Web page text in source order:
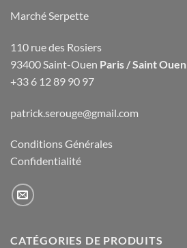
Marché Serpette
110 rue des Rosiers
93400 Saint-Ouen Paris / Saint Ouen
+33 6 12 89 90 97
patrick.serouge@gmail.com
Conditions Générales
Confidentialité
CATÉGORIES DE PRODUITS